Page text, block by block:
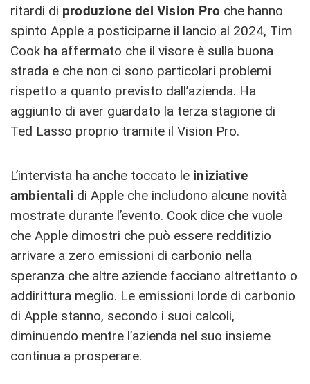
ritardi di produzione del Vision Pro che hanno
spinto Apple a posticiparne il lancio al 2024, Tim
Cook ha affermato che il visore è sulla buona
strada e che non ci sono particolari problemi
rispetto a quanto previsto dall’azienda. Ha
aggiunto di aver guardato la terza stagione di
Ted Lasso proprio tramite il Vision Pro.
L’intervista ha anche toccato le iniziative
ambientali di Apple che includono alcune novità
mostrate durante l’evento. Cook dice che vuole
che Apple dimostri che può essere redditizio
arrivare a zero emissioni di carbonio nella
speranza che altre aziende facciano altrettanto o
addirittura meglio. Le emissioni lorde di carbonio
di Apple stanno, secondo i suoi calcoli,
diminuendo mentre l’azienda nel suo insieme
continua a prosperare.